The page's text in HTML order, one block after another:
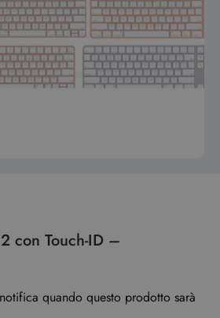
con Touch-ID –
quando questo prodotto sarà